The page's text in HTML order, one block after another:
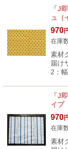
「J
ュ（
970
在庫
素材
届け
2：
「J
イプ
970
在庫
素材